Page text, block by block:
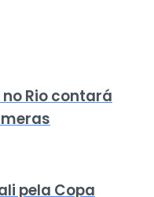
Rio contará
pela Copa